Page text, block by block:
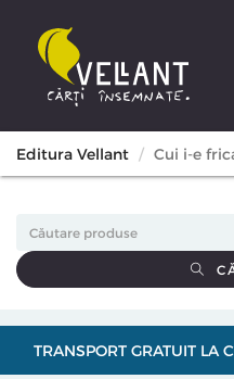
Editura Vellant Cui i-e
TRANSPORT GRATUIT LA